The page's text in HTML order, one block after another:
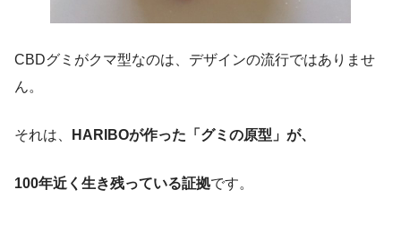
CBDグミがクマ型なのは、デザインの流行ではありませ
ん。
それは、 HARIBOが作った「グミの原型」が、
100年近く生き残っている証拠です。